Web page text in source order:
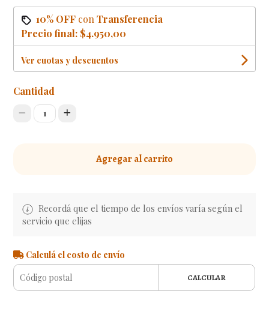
10% OFF conTransferencia
Precio final: $4.950,00
Ver cuotas y descuentos
Cantidad
1
Agregar al carrito
Recordá que el tiempo de los envíos varía según el
servicio que elijas
Calculá el costo de envío
CALCULAR